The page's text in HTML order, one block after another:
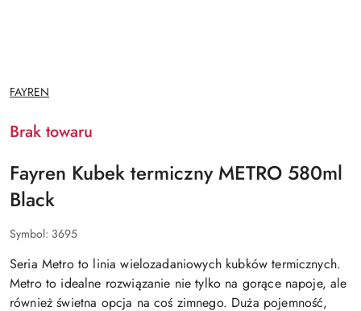
NAZWA
PRODUCENTA:
FAYREN
Brak towaru
Fayren Kubek termiczny METRO 580ml
Black
Symbol: 3695
Seria Metro to linia wielozadaniowych kubków termicznych.
Metro to idealne rozwiązanie nie tylko na gorące napoje, ale
również świetna opcja na coś zimnego. Duża pojemność,